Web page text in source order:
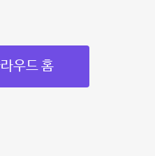
우드 홈